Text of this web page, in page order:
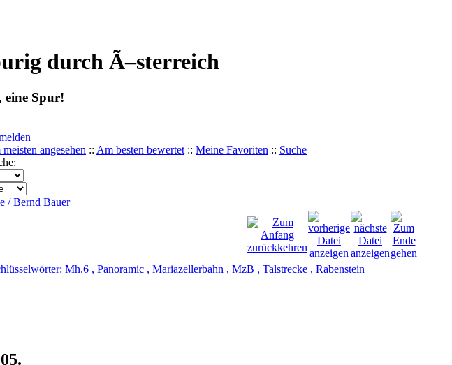
durch Ã–sterreich
eine Spur!
angesehen :: Am besten bewertet :: Meine Favoriten :: Suche
/ Bernd Bauer